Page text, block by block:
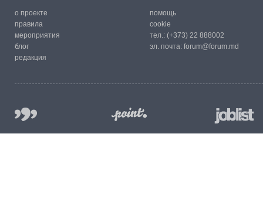
о проекте
правила
мероприятия
блог
редакция
помощь
cookie
тел.: (+373) 22 888002
эл. почта: forum@forum.md